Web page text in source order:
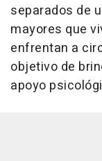
separados de
mayores que
enfrentan a
objetivo de
apoyo